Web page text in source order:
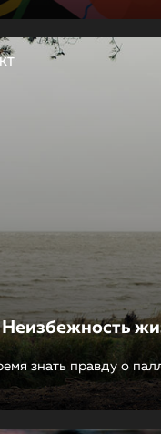
Неизбежность
знать правду о